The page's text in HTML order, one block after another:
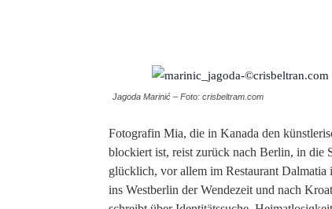
Jagoda Marinić – Foto: crisbeltram.com
Fotografin Mia, die in Kanada den
blockiert ist, reist zurück nach Berlin, in die
glücklich, vor allem im Restaurant
ins Westberlin der Wendezeit und nach